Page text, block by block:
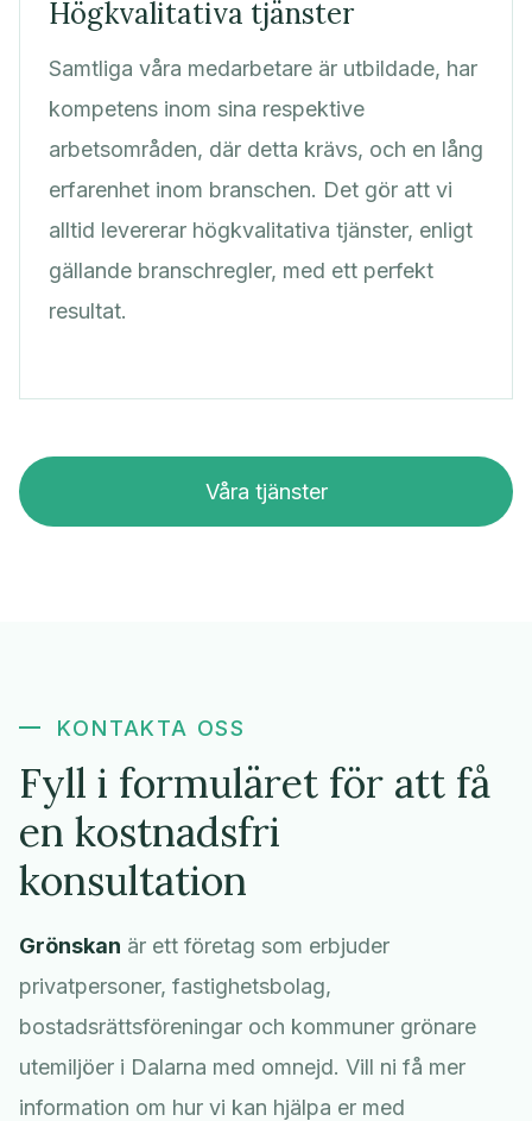
Högkvalitativa tjänster
Samtliga våra medarbetare är utbildade, har
kompetens inom sina respektive
arbetsområden, där detta krävs, och en lång
erfarenhet inom branschen. Det gör att vi
alltid levererar högkvalitativa tjänster, enligt
gällande branschregler, med ett perfekt
resultat.
Våra tjänster
KONTAKTA OSS
Fyll i formuläret för att få
en kostnadsfri
konsultation
Grönskan är ett företag som erbjuder
privatpersoner, fastighetsbolag,
bostadsrättsföreningar och kommuner grönare
utemiljöer i Dalarna med omnejd. Vill ni få mer
information om hur vi kan hjälpa er med